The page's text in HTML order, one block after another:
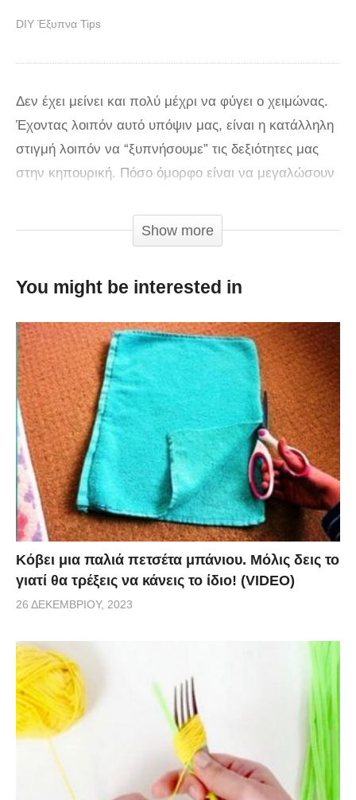
DIY Έξυπνα Tips
Δεν έχει μείνει και πολύ μέχρι να φύγει ο χειμώνας.
Έχοντας λοιπόν αυτό υπόψιν μας, είναι η κατάλληλη
στιγμή λοιπόν να “ξυπνήσουμε” τις δεξιότητες μας
στην κηπουρική. Πόσο όμορφο είναι να μεγαλώσουν
αυτή την εκπληκτική ομορφιά. Σε αυτό το βίντεο ο
Γκρόου Βεγκ θα μας δείξει 10 απλά tips για το πως
κήπο. Θα σας εκπλήξει η συμβουλή του για το πως
Show more
You might be interested in
Κόβει μια παλιά πετσέτα μπάνιου. Μόλις δεις το
γιατί θα τρέξεις να κάνεις το ίδιο! (VIDEO)
26 ΔΕΚΕΜΒΡΊΟΥ, 2023